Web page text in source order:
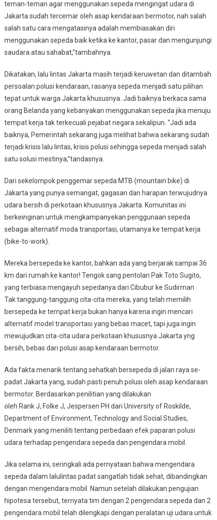
teman-teman agar menggunakan sepeda mengingat udara di
Jakarta sudah tercemar oleh asap kendaraan bermotor, nah salah
salah satu cara mengatasinya adalah membiasakan diri
menggunakan sepeda baik ketika ke kantor, pasar dan mengunjungi
saudara atau sahabat,”tambahnya.
Dikatakan, lalu lintas Jakarta masih terjadi keruwetan dan ditambah
persoalan polusi kendaraan, rasanya sepeda menjadi satu pilihan
tepat untuk warga Jakarta khususnya. Jadi baiknya berkaca sama
orang Belanda yang kebanyakan menggunakan sepeda jika menuju
tempat kerja tak terkecuali pejabat negara sekalipun. “Jadi ada
baiknya, Pemerintah sekarang juga melihat bahwa sekarang sudah
terjadi krisis lalu lintas, krisis polusi sehingga sepeda menjadi salah
satu solusi mestinya,”tandasnya.
Dari sekelompok penggemar sepeda MTB (mountain bike) di
Jakarta yang punya semangat, gagasan dan harapan terwujudnya
udara bersih di perkotaan khususnya Jakarta. Komunitas ini
berkeinginan untuk mengkampanyekan penggunaan sepeda
sebagai alternatif moda transportasi, utamanya ke tempat kerja
(bike-to-work).
Mereka bersepeda ke kantor, bahkan ada yang berjarak sampai 36
km dari rumah ke kantor! Tengok sang pentolan Pak Toto Sugito,
yang terbiasa mengayuh sepedanya dari Cibubur ke Sudirman
Tak tanggung-tanggung cita-cita mereka, yang telah memilih
bersepeda ke tempat kerja bukan hanya karena ingin mencari
alternatif model transportasi yang bebas macet, tapi juga ingin
mewujudkan cita-cita udara perkotaan khususnya Jakarta yng
bersih, bebas dari polusi asap kendaraan bermotor.
Ada fakta menarik tentang sehatkah bersepeda di jalan raya se-
padat Jakarta yang, sudah pasti penuh polusi oleh asap kendaraan
bermotor. Berdasarkan penilitian yang dilakukan
oleh Rank J, Folke J, Jespersen PH dari University of Roskilde,
Department of Environment, Technology and Social Studies,
Denmark yang meniliti tentang perbedaan efek paparan polusi
udara terhadap pengendara sepeda dan pengendara mobil.
Jika selama ini, seringkali ada pernyataan bahwa mengendara
sepeda dalam lalulintas padat sangatlah tidak sehat, dibandingkan
dengan mengendara mobil. Namun setelah dilakukan pengujian
hipotesa tersebut, ternyata tim dengan 2 pengendara sepeda dan 2
pengendara mobil telah dilengkapi dengan peralatan uji udara untuk